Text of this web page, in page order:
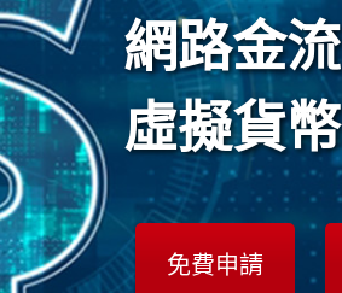
網路金
虛擬貨
免費申請